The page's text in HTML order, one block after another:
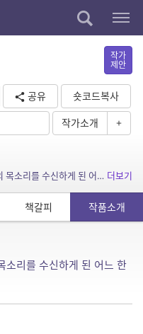
작가
제안
공유
숏코드복사
작가소개 +
소개: 구식 휴대용 라디오에서 정체불명의 목소리를 수신하게 된 어느 한 인간의 혼란상을 그린 작품입니다. 더보기
책갈피 작품소개
소리를 수신하게 된 어느 한